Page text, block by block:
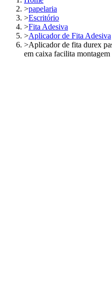
>papelaria
>Escritório
>Fita Adesiva
>Aplicador de Fita Adesiva
>Aplicador de fita durex
em caixa facilita